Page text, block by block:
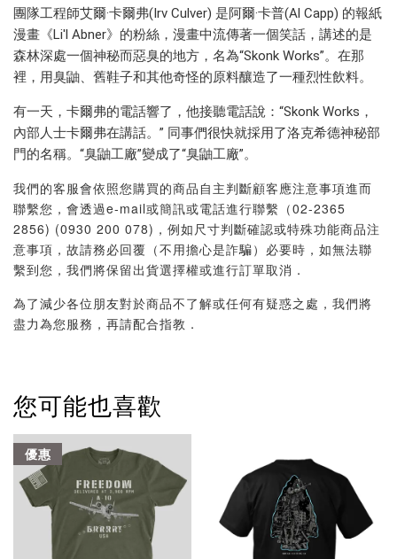
團隊工程師艾爾·卡爾弗(Irv Culver) 是阿爾·卡普(Al Capp) 的報紙
漫畫《Li'l Abner》的粉絲，漫畫中流傳著一個笑話，講述的是
森林深處一個神秘而惡臭的地方，名為“Skonk Works”。在那
裡，用臭鼬、舊鞋子和其他奇怪的原料釀造了一種烈性飲料。
有一天，卡爾弗的電話響了，他接聽電話說：“Skonk Works，
內部人士卡爾弗在講話。” 同事們很快就採用了洛克希德神秘部
門的名稱。“臭鼬工廠”變成了“臭鼬工廠”。
我們的客服會依照您購買的商品自主判斷顧客應注意事項進而
聯繫您，會透過e-mail或簡訊或電話進行聯繫（02-2365
2856) (0930 200 078)，例如尺寸判斷確認或特殊功能商品注
意事項，故請務必回覆（不用擔心是詐騙）必要時，如無法聯
繫到您，我們將保留出貨選擇權或進行訂單取消．
為了減少各位朋友對於商品不了解或任何有疑惑之處，我們將
盡力為您服務，再請配合指教．
您可能也喜歡
優惠